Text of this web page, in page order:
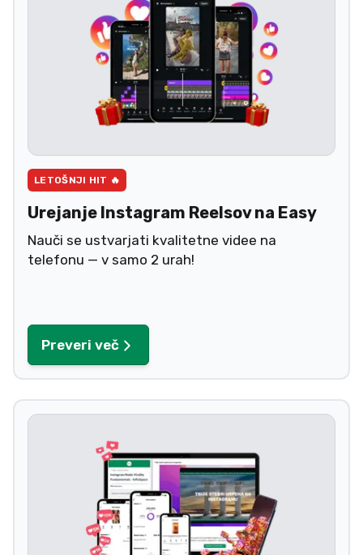
LETOŠNJI HIT 🔥
Urejanje Instagram Reelsov na Easy
Nauči se ustvarjati kvalitetne videe na
telefonu — v samo 2 urah!
Preveri več